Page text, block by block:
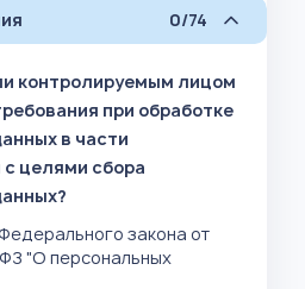
0/74
контролируемым лицом
при обработке
в части
целями сбора
закона от
"О персональных